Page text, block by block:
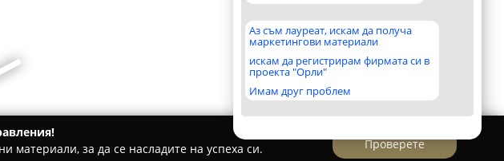
Аз съм лауреат, искам да получа
маркетингови материали
искам да регистрирам фирмата си в
проекта "Орли"
Имам друг проблем
материали, за да се насладите на успеха си.
Проверете